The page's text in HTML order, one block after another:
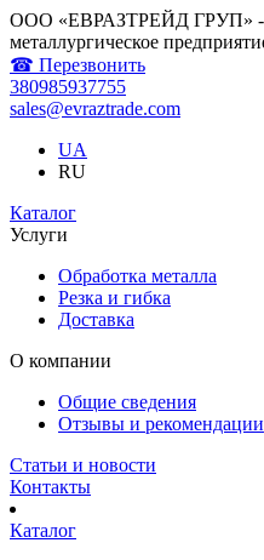
ООО «ЕВРАЗТРЕЙД ГРУП» -
металлургическое
☎ Перезвонить
380985937755
sales@evraztrade.com
UA
RU
Каталог
Услуги
Обработка металла
Резка и гибка
Доставка
О компании
Общие сведения
Отзывы и рекомендации
Статьи и новости
Контакты
Каталог